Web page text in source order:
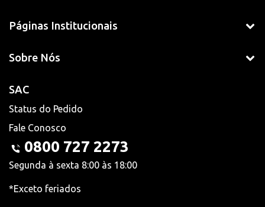
Páginas Institucionais
Sobre Nós
SAC
Status do Pedido
Fale Conosco
0800 727 2273
Segunda à sexta 8:00 às 18:00
*Exceto feriados